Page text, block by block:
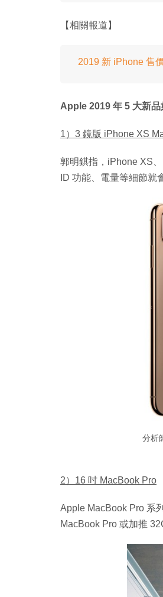
【相關報道】
2019 新 iPhone 售
Apple 2019 年 5 大新品
1）3 鏡版 iPhone XS
郭明錤指，iPhone XS
ID 功能、電量等細節就
分析
2）16 吋 MacBook Pro
Apple MacBook Pro 系
MacBook Pro 或加推